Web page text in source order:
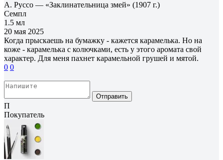
А. Руссо — «Заклинательница змей» (1907 г.)
Семпл
1.5 мл
20 мая 2025
Когда прыскаешь на бумажку - кажется карамелька. Но на
коже - карамелька с колючками, есть у этого аромата свой
характер. Для меня пахнет карамельной грушей и мятой.
0 0
Отправить
П
Покупатель